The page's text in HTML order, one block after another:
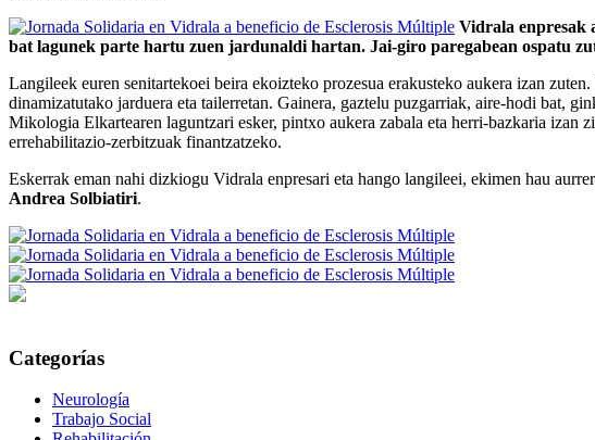
Vidrala enpresak
bat lagunek parte hartu zuen jardunaldi hartan. Jai-giro paregabean ospatu
Langileek euren senitartekoei beira ekoizteko prozesua erakusteko aukera izan
dinamizatutako jarduera eta tailerretan. Gainera, gaztelu puzgarriak, aire-hodi bat,
Mikologia Elkartearen laguntzari esker, pintxo aukera zabala eta herri-bazkaria
errehabilitazio-zerbitzuak finantzatzeko.
Eskerrak eman nahi dizkiogu Vidrala enpresari eta hango langileei, ekimen hau
Andrea Solbiatiri.
Categorías
Neurología
Trabajo Social